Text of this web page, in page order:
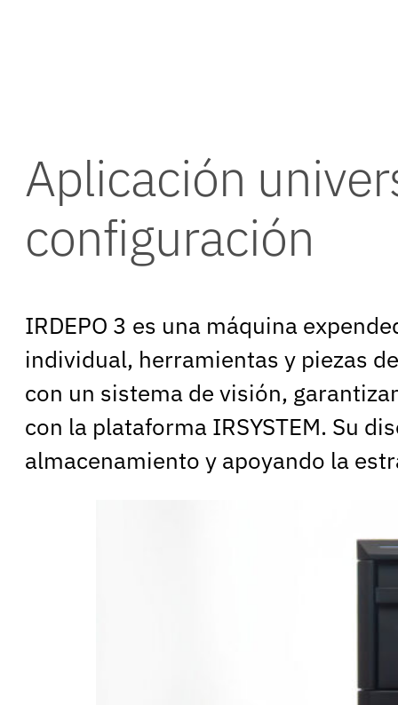
Aplicación
configuración
IRDEPO 3 es una máquina
individual, herramientas y piezas
con un sistema de visión,
con la plataforma IRSYSTEM. Su
almacenamiento y apoyando la